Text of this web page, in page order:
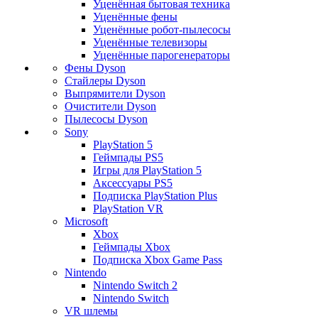
Уценённая бытовая техника
Уценённые фены
Уценённые робот-пылесосы
Уценённые телевизоры
Уценённые парогенераторы
Фены Dyson
Стайлеры Dyson
Выпрямители Dyson
Очистители Dyson
Пылесосы Dyson
Sony
PlayStation 5
Геймпады PS5
Игры для PlayStation 5
Аксессуары PS5
Подписка PlayStation Plus
PlayStation VR
Microsoft
Xbox
Геймпады Xbox
Подписка Xbox Game Pass
Nintendo
Nintendo Switch 2
Nintendo Switch
VR шлемы